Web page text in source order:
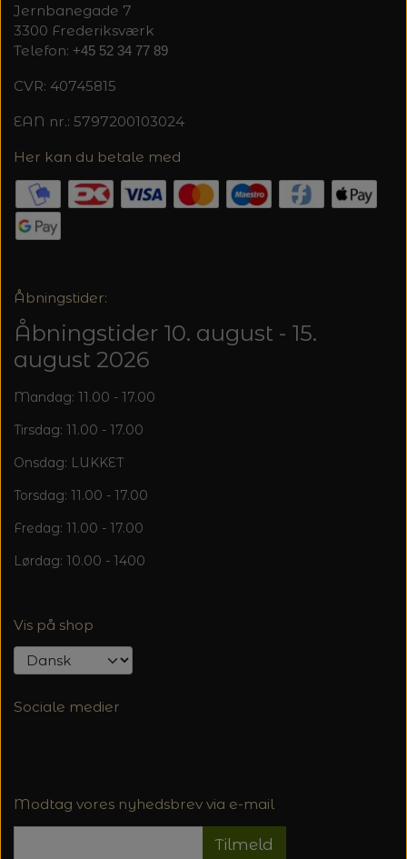
Jernbanegade 7
3300 Frederiksværk
Telefon: +45 52 34 77 89
CVR: 40745815
EAN nr.: 5797200103024
Her kan du betale med
Åbningstider:
Åbningstider 10. august - 15.
august 2026
Mandag: 11.00 - 17.00
Tirsdag: 11.00 - 17.00
Onsdag: LUKKET
Torsdag: 11.00 - 17.00
Fredag: 11.00 - 17.00
Lørdag: 10.00 - 1400
Vis på shop
Sociale medier
Modtag vores nyhedsbrev via e-mail
Tilmeld